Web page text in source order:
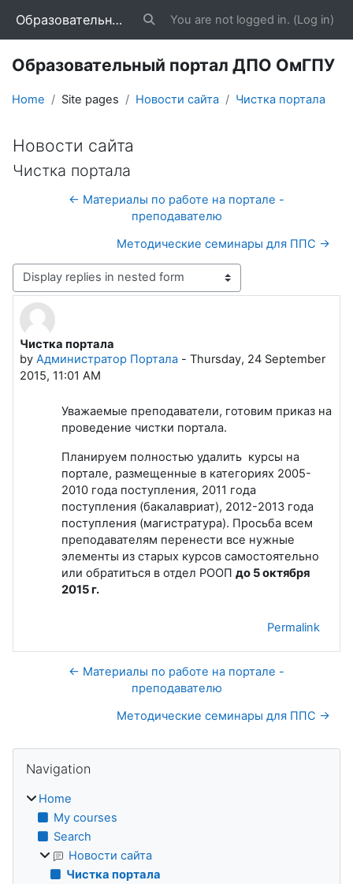
Образовательный портал ДПО ОмГПУ Toggle search input
You are not logged in. (Log in)
Образовательный портал ДПО ОмГПУ
Home Site pages Новости сайта Чистка портала
Новости сайта
Чистка портала
← Материалы по работе на портале -
преподавателю
Методические семинары для ППС →
Display mode
Чистка портала
by Администратор Портала - Thursday, 24 September
2015, 11:01 AM
Number of replies: 0
Уважаемые преподаватели, готовим приказ на
проведение чистки портала.
Планируем полностью удалить курсы на
портале, размещенные в категориях 2005-
2010 года поступления, 2011 года
поступления (бакалавриат), 2012-2013 года
поступления (магистратура). Просьба всем
преподавателям перенести все нужные
элементы из старых курсов самостоятельно
или обратиться в отдел РООП до 5 октября
2015 г.
Permalink
← Материалы по работе на портале -
преподавателю
Методические семинары для ППС →
Navigation
Home
My courses
Search
Новости сайта
Чистка портала